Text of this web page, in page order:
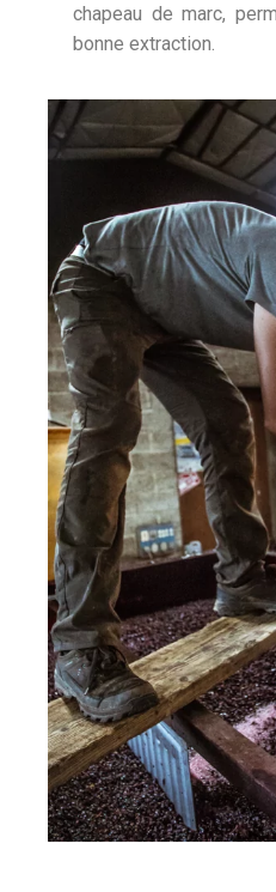
chapeau de marc,
bonne extraction.